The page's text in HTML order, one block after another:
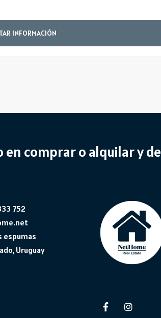
INFORMACIÓN
en comprar o alquilar y
752
espumas
Uruguay